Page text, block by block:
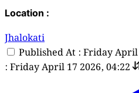
Location :
Jhalokati
Published At : Friday April
: Friday April 17 2026, 04:22